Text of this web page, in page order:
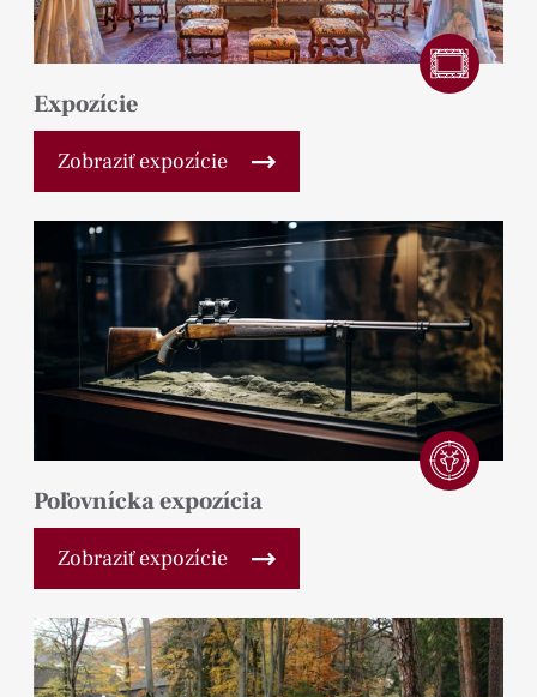
Expozície
Zobraziť expozície
Poľovnícka expozícia
Zobraziť expozície